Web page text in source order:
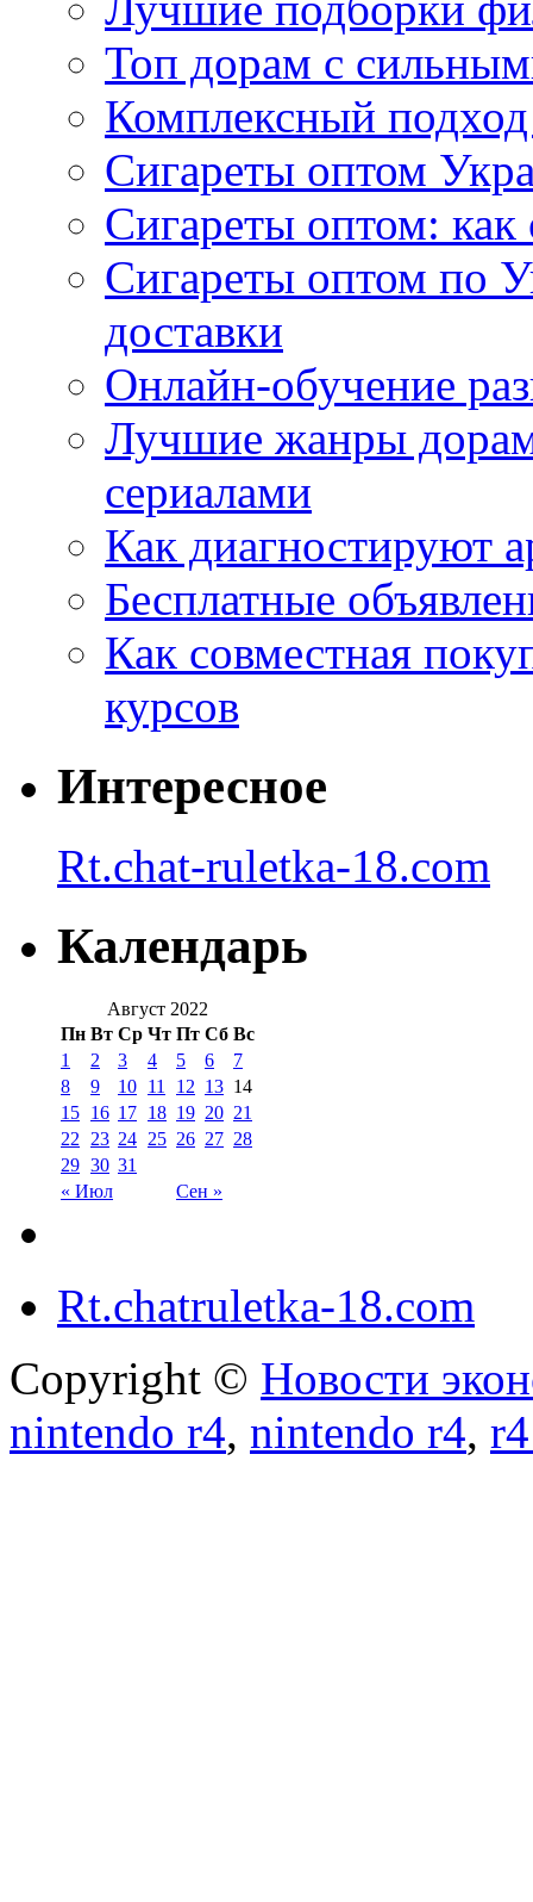
Топ дорам с
Комплексный
Сигареты оптом
Сигареты оптом: как
Сигареты оптом по
доставки
Онлайн-обучение
Лучшие жанры дорам
сериалами
Как диагностируют
Бесплатные
Как совместная
курсов
Интересное
Rt.chat-ruletka-18.com
Календарь
Август 2022
Пн Вт Ср Чт Пт Сб Вс
« Июл Сен »
1 2 3 4 5 6
7
8
9 10 11 12 13 14
15 16 17 18 19 20 21
22
23 24 25 26 27 28
29 30 31
Rt.chatruletka-18.com
Copyright © Новости
nintendo r4, nintendo r4,